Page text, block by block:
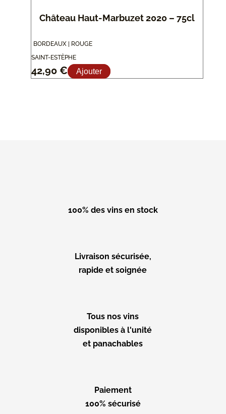
Château Haut-Marbuzet 2020 – 75cl
BORDEAUX | ROUGE
SAINT-ESTÈPHE
42,90 € Ajouter
100% des vins en stock
Livraison sécurisée,
rapide et soignée
Tous nos vins
disponibles à l'unité
et panachables
Paiement
100% sécurisé